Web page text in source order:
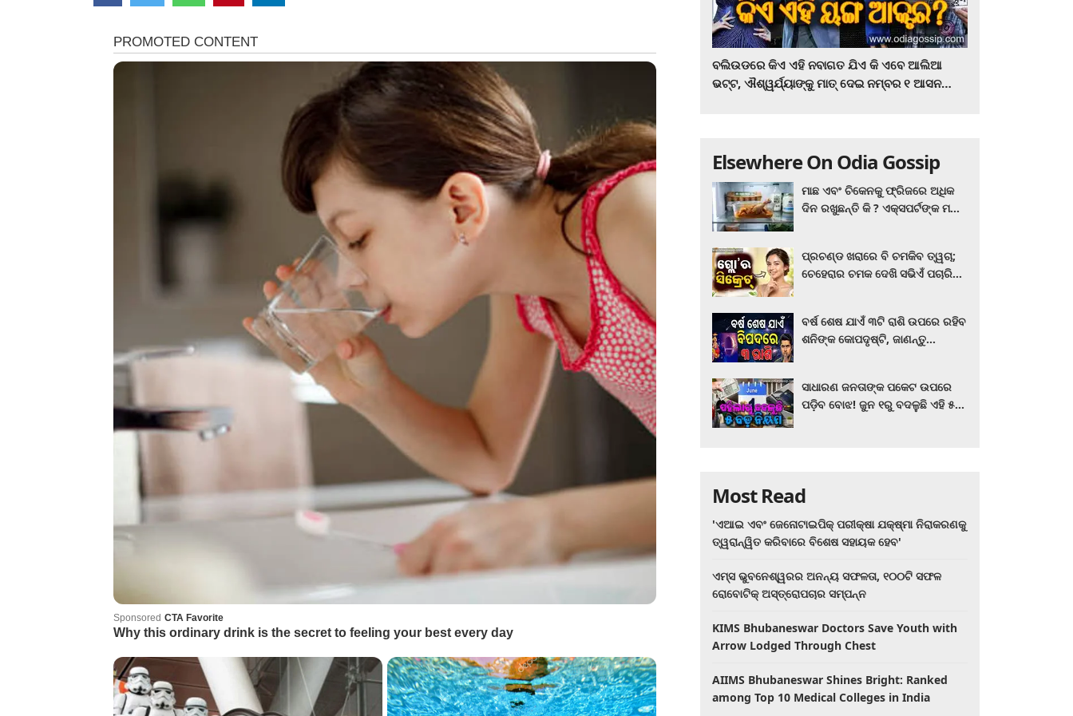
ବଲିଉଡରେ କିଏ ଏହି ନବାଗତ ଯିଏ କି ଏବେ ଆଲିଆ
ଭଟ୍ଟ, ଐଶ୍ୱର୍ଯ୍ୟାଙ୍କୁ ମାତ୍‌ ଦେଇ ନମ୍ବର ୧ ଆସନ
Elsewhere On Odia Gossip
ମାଛ ଏବଂ ଚିକେନକୁ ଫ୍ରିଜରେ ଅଧିକ
ଦିନ ରଖୁଛନ୍ତି କି ? ଏକ୍ସପର୍ଟଙ୍କ ମତ
ପ୍ରଚଣ୍ଡ ଖରାରେ ବି ଚମକିବ ତ୍ୱଚା;
ଚେହେରାର ଚମକ ଦେଖି ସଭିଏଁ ପଚାରିବେ
ବର୍ଷ ଶେଷ ଯାଏଁ ୩ଟି ରାଶି ଉପରେ ରହିବ
ଶନିଙ୍କ କୋପଦୃଷ୍ଟି, ଜାଣନ୍ତୁ
ସାଧାରଣ ଜନତାଙ୍କ ପକେଟ ଉପରେ
ପଡ଼ିବ ବୋଝ! ଜୁନ ୧ରୁ ବଦଳୁଛି ଏହି ୫
Most Read
'ଏଆଇ ଏବଂ ଜେନୋଟାଇପିକ୍ ପରୀକ୍ଷା ଯକ୍ଷ୍ମା ନିରାକରଣକୁ
ତ୍ୱରାନ୍ୱିତ କରିବାରେ ବିଶେଷ ସହାୟକ ହେବ'
ଏମ୍ସ ଭୁବନେଶ୍ୱରର ଅନନ୍ୟ ସଫଳତା, ୧୦୦ଟି ସଫଳ
ରୋବୋଟିକ୍ ଅସ୍ତ୍ରୋପଚାର ସମ୍ପନ୍ନ
KIMS Bhubaneswar Doctors Save Youth with
Arrow Lodged Through Chest
AIIMS Bhubaneswar Shines Bright: Ranked
among Top 10 Medical Colleges in India